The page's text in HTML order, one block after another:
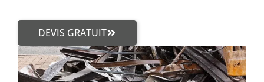
DEVIS GRATUIT